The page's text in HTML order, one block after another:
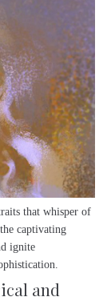
that whisper of
captivating
ignite
and